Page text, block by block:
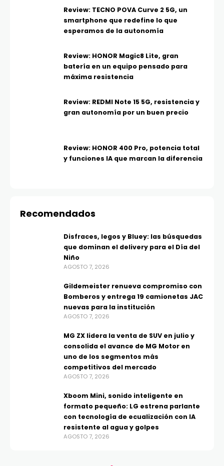
Review: TECNO POVA Curve 2 5G, un
smartphone que redefine lo que
esperamos de la autonomía
Review: HONOR Magic8 Lite, gran
batería en un equipo pensado para
máxima resistencia
Review: REDMI Note 15 5G, resistencia y
gran autonomía por un buen precio
Review: HONOR 400 Pro, potencia total
y funciones IA que marcan la diferencia
Recomendados
Disfraces, legos y Bluey: las búsquedas
que dominan el delivery para el Día del
Niño
AGOSTO 7, 2026
Gildemeister renueva compromiso con
Bomberos y entrega 19 camionetas JAC
nuevas para la institución
AGOSTO 7, 2026
MG ZX lidera la venta de SUV en julio y
consolida el avance de MG Motor en
uno de los segmentos más
competitivos del mercado
AGOSTO 7, 2026
Xboom Mini, sonido inteligente en
formato pequeño: LG estrena parlante
con tecnología de ecualización con IA
resistente al agua y golpes
AGOSTO 7, 2026